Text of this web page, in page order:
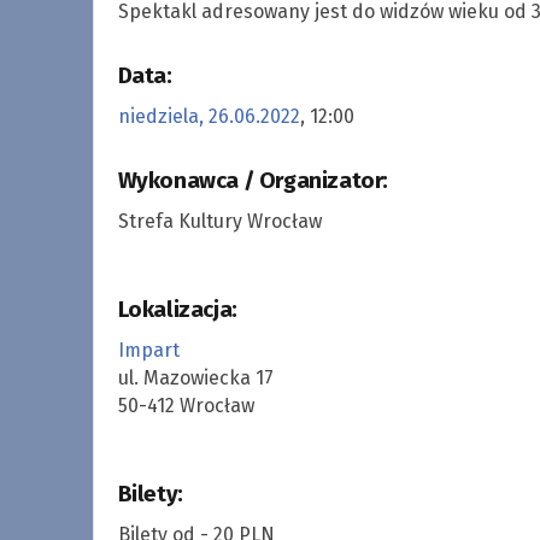
Spektakl adresowany jest do widzów wieku od
Data:
niedziela, 26.06.2022, 12:00
Wykonawca / Organizator:
Strefa Kultury Wrocław
Lokalizacja:
Impart
ul. Mazowiecka 17
50-412 Wrocław
Bilety:
Bilety od - 20 PLN